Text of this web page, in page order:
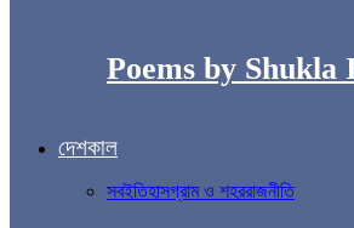
Poems by
দেশকাল
সবইতিহাসগ্রাম ও শহররাজনীতি